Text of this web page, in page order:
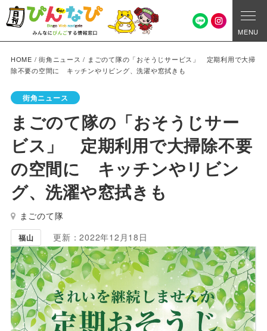
MENU
HOME /街角ニュース / まごのて隊の「おそうじサービス」 定期利用で大掃
除不要の空間に キッチンやリビング、洗濯や窓拭きも
街角ニュース
まごのて隊の「おそうじサー
ビス」 定期利用で大掃除不要
の空間に キッチンやリビン
グ、洗濯や窓拭きも
まごのて隊
福山 更新：2022年12月18日